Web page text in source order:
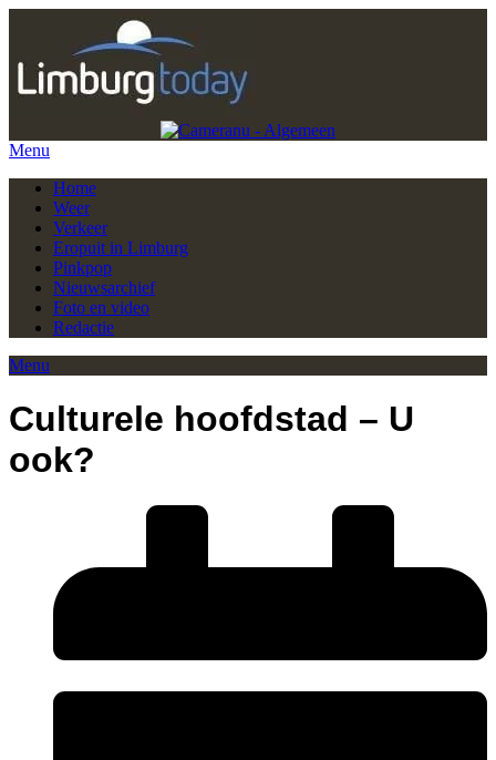
Menu
Home
Weer
Verkeer
Eropuit in Limburg
Pinkpop
Nieuwsarchief
Foto en video
Redactie
Menu
Culturele hoofdstad – U
ook?